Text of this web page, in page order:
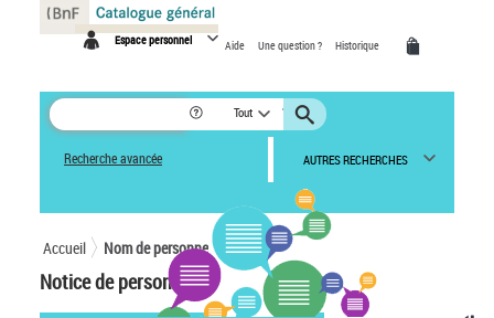
Espace personnel Aide Une question ? Historique
Tout
Recherche avancée AUTRES RECHERCHES
Accueil Nom de personne
Notice de personne
Panneau de gestion des cookies